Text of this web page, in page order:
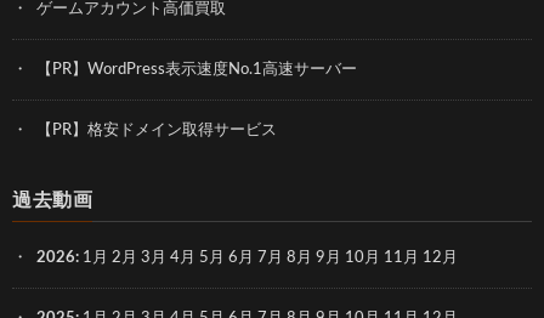
ゲームアカウント高価買取
【PR】WordPress表示速度No.1高速サーバー
【PR】格安ドメイン取得サービス
過去動画
2026: 1月 2月 3月 4月 5月 6月 7月 8月 9月 10月 11月 12月